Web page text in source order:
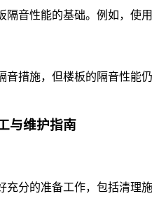
隔音性能的基础。例如，使
音措施，但楼板的隔音性能
与维护指南
充分的准备工作，包括清理